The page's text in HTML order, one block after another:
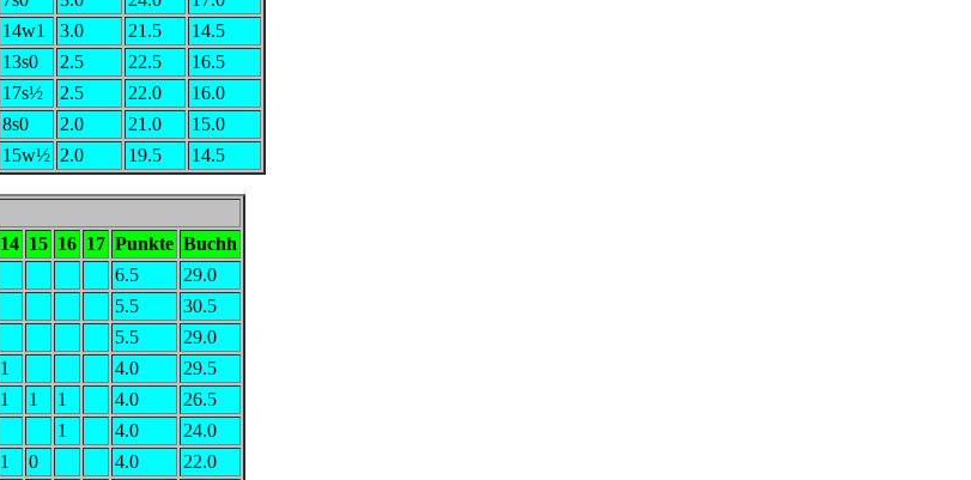
14w1 3.0 21.5
14.5
13s0 2.5 22.5
16.5
17s½ 2.5 22.0
16.0
8s0 2.0 21.0
15.0
15w½ 2.0 19.5 14.5
14 15 16 17 Punkte Buchh
6.5
29.0
5.5
30.5
5.5
29.0
1 4.0
29.5
1 1 1 4.0
26.5
1 4.0
24.0
1 0 4.0
22.0